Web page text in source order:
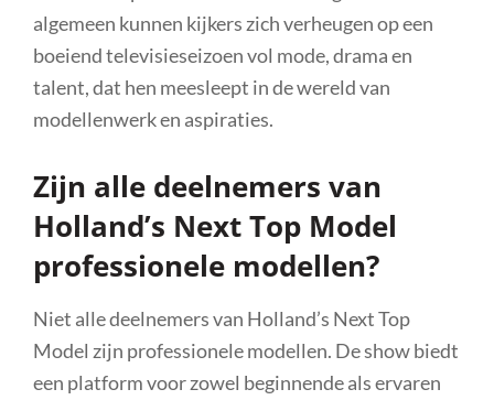
algemeen kunnen kijkers zich verheugen op een
boeiend televisieseizoen vol mode, drama en
talent, dat hen meesleept in de wereld van
modellenwerk en aspiraties.
Zijn alle deelnemers van
Holland’s Next Top Model
professionele modellen?
Niet alle deelnemers van Holland’s Next Top
Model zijn professionele modellen. De show biedt
een platform voor zowel beginnende als ervaren